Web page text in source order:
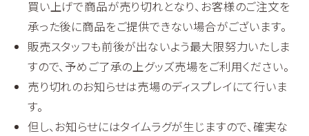
買い上げで商品が売り切れとなり、お客様のご注文を
承った後に商品をご提供できない場合がございます。
販売スタッフも前後が出ないよう最大限努力いたしま
すので、予めご了承の上グッズ売場をご利用ください。
売り切れのお知らせは売場のディスプレイにて行いま
す。
但し、お知らせにはタイムラグが生じますので、確実な